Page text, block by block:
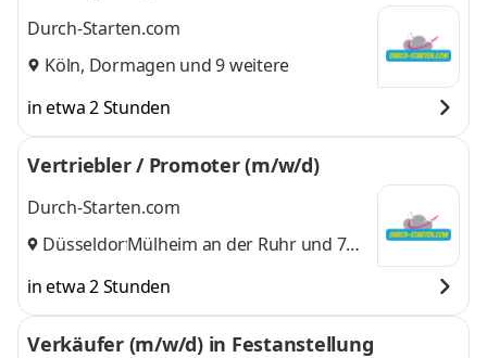
Durch-Starten.com
Köln, Dormagen und 9 weitere
in etwa 2 Stunden
Vertriebler / Promoter (m/w/d)
Durch-Starten.com
Düsseldorf,
Mülheim an der Ruhrund 7
in etwa 2 Stunden
Verkäufer (m/w/d) in Festanstellung